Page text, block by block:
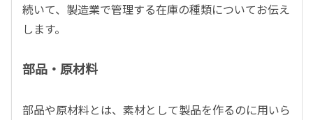
続いて、製造業で管理する在庫の種類についてお伝え
します。
部品・原材料
部品や原材料とは、素材として製品を作るのに用いら